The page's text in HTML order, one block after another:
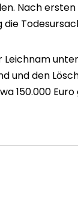
Nach ersten
Leichnam
und den
150.000